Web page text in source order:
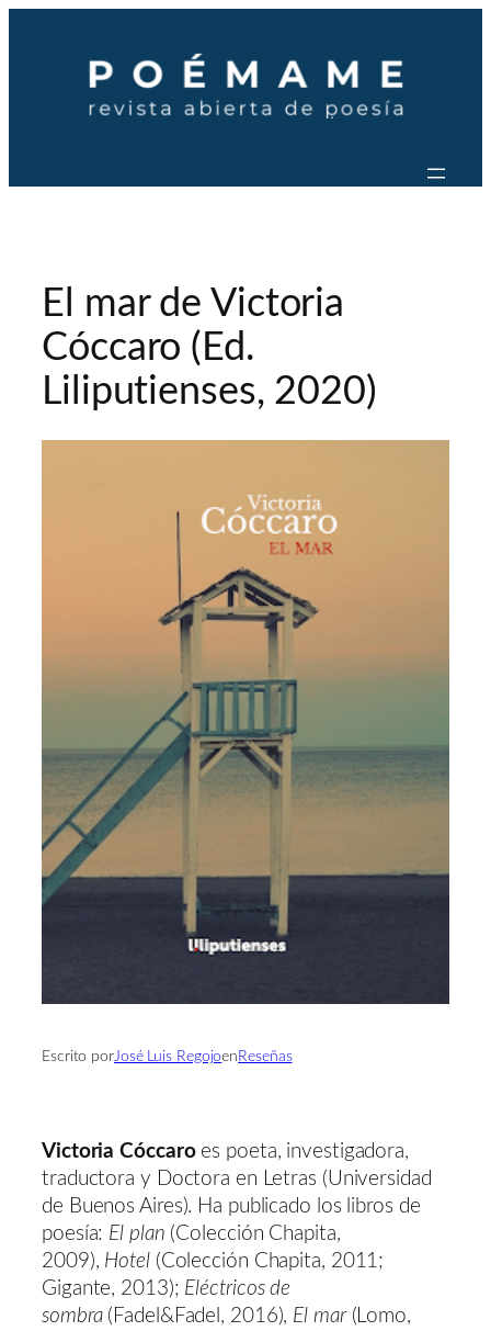
contenido
El mar de Victoria
Cóccaro (Ed.
Liliputienses, 2020)
Escrito porJosé Luis Regojoen Reseñas
Victoria Cóccaroes poeta, investigadora,
traductora y Doctora en Letras (Universidad
de Buenos Aires). Ha publicado los libros de
poesía: El plan (Colección Chapita,
2009), Hotel(Colección Chapita, 2011;
Gigante, 2013); Eléctricos de
sombra(Fadel&Fadel, 2016), El mar(Lomo,